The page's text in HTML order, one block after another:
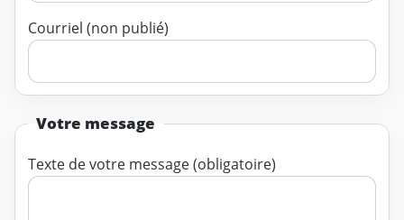
Courriel (non publié)
Votre message
Texte de votre message (obligatoire)